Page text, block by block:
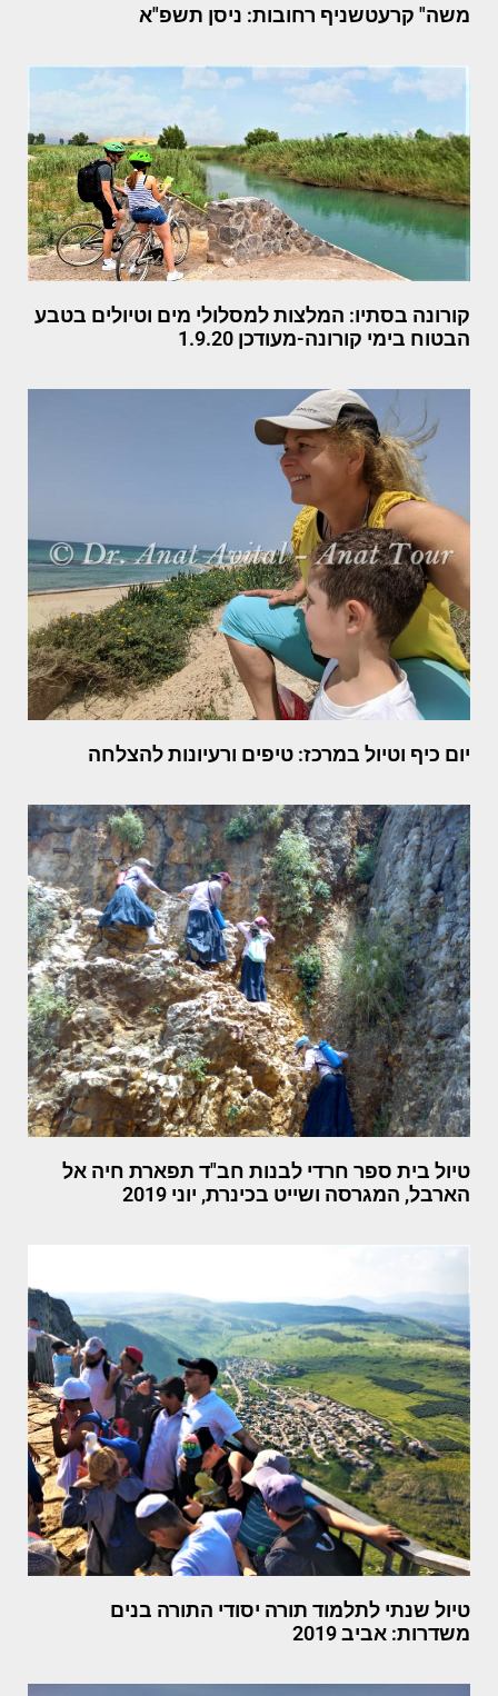
משה" קרעטשניף רחובות: ניסן תשפ"א
קורונה בסתיו: המלצות למסלולי מים וטיולים בטבע
הבטוח בימי קורונה-מעודכן 1.9.20
יום כיף וטיול במרכז: טיפים ורעיונות להצלחה
טיול בית ספר חרדי לבנות חב"ד תפארת חיה אל
הארבל, המגרסה ושייט בכינרת, יוני 2019
טיול שנתי לתלמוד תורה יסודי התורה בנים
משדרות: אביב 2019